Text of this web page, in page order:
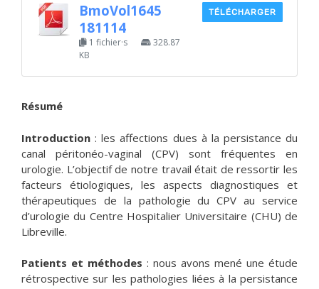
BmoVol1645
181114
1 fichier·s
328.87
KB
TÉLÉCHARGER
Résumé
Introduction : les affections dues à la persistance du
canal péritonéo-vaginal (CPV) sont fréquentes en
urologie. L’objectif de notre travail était de ressortir les
facteurs étiologiques, les aspects diagnostiques et
thérapeutiques de la pathologie du CPV au service
d’urologie du Centre Hospitalier Universitaire (CHU) de
Libreville.
Patients et méthodes : nous avons mené une étude
rétrospective sur les pathologies liées à la persistance